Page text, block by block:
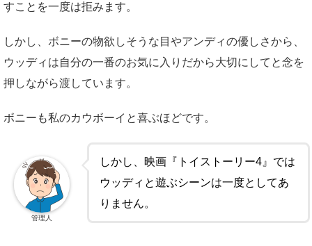
すことを一度は拒みます。
しかし、ボニーの物欲しそうな目やアンディの優しさから、
ウッディは自分の一番のお気に入りだから大切にしてと念を
押しながら渡しています。
ボニーも私のカウボーイと喜ぶほどです。
しかし、映画『トイストーリー4』では
ウッディと遊ぶシーンは一度としてあ
りません。
管理人